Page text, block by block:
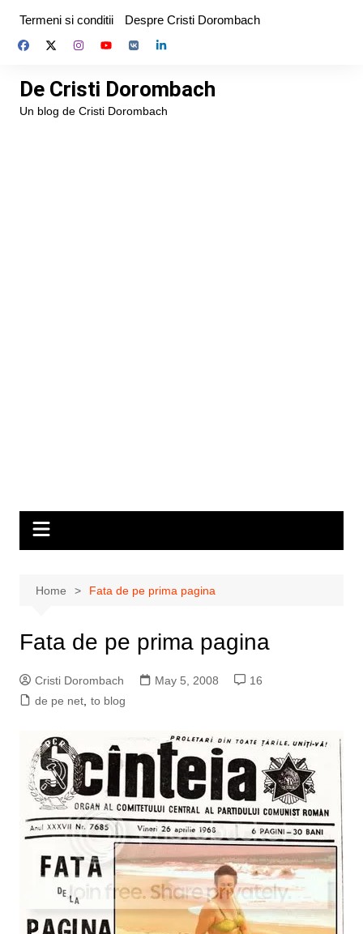
content
Termeni si conditii Despre Cristi Dorombach
De Cristi Dorombach
Un blog de Cristi Dorombach
Home Fata de pe prima pagina
Fata de pe prima pagina
Cristi Dorombach May 5, 2008
16
de pe net, to blog